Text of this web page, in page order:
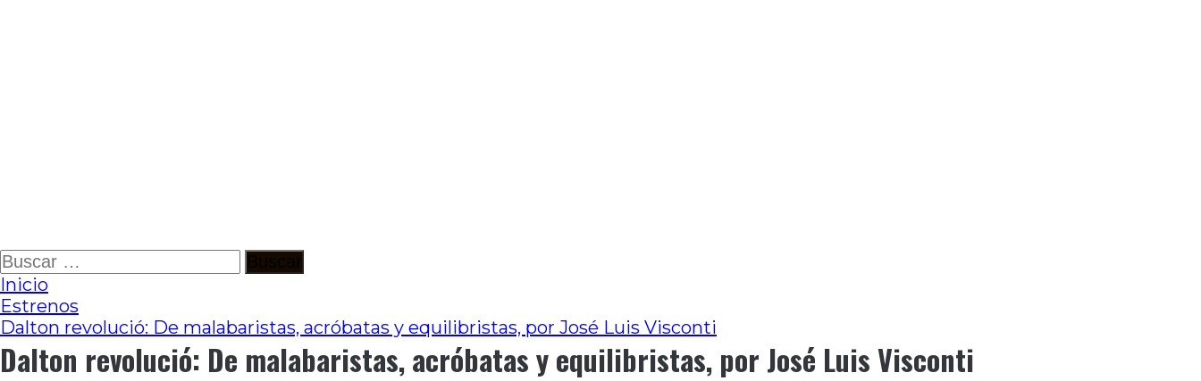
Ir
al
contenido
Buscar:
Inicio
Estrenos
Dalton revolució: De malabaristas, acróbatas y equilibristas, por José Luis Visconti
Dalton revolució: De malabaristas, acróbatas y equilibristas, por José Luis Visconti